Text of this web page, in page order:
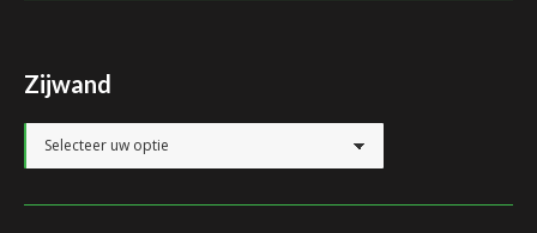
Zijwand